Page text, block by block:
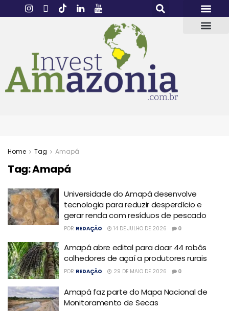
Home Tag Amapá
Tag:Amapá
Universidade do Amapá desenvolve
tecnologia para reduzir desperdício e
gerar renda com resíduos de pescado
POR REDAÇÃO 14 DE JULHO DE 2026 0
Amapá abre edital para doar 44 robôs
colhedores de açaí a produtores rurais
POR REDAÇÃO 29 DE MAIO DE 2026 0
Amapá faz parte do Mapa Nacional de
Monitoramento de Secas